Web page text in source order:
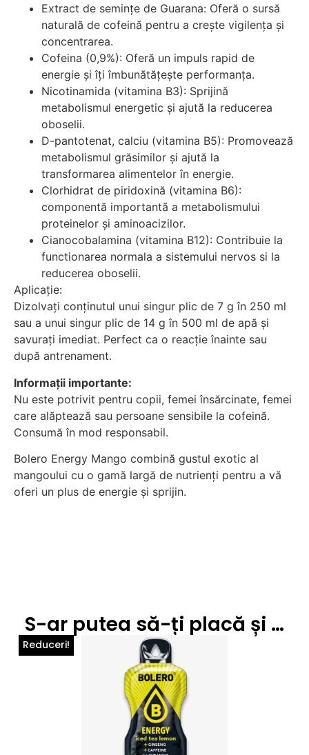
Extract de semințe de Guarana: Oferă o sursă
naturală de cofeină pentru a crește vigilența și
concentrarea.
Cofeina (0,9%): Oferă un impuls rapid de
energie și îți îmbunătățește performanța.
Nicotinamida (vitamina B3): Sprijină
metabolismul energetic și ajută la reducerea
oboselii.
D-pantotenat, calciu (vitamina B5): Promovează
metabolismul grăsimilor și ajută la
transformarea alimentelor în energie.
Clorhidrat de piridoxină (vitamina B6):
componentă importantă a metabolismului
proteinelor și aminoacizilor.
Cianocobalamina (vitamina B12): Contribuie la
functionarea normala a sistemului nervos si la
reducerea oboselii.
Aplicație:
Dizolvați conținutul unui singur plic de 7 g în 250 ml
sau a unui singur plic de 14 g în 500 ml de apă și
savurați imediat. Perfect ca o reacție înainte sau
după antrenament.
Informații importante:
Nu este potrivit pentru copii, femei însărcinate, femei
care alăptează sau persoane sensibile la cofeină.
Consumă în mod responsabil.
Bolero Energy Mango combină gustul exotic al
mangoului cu o gamă largă de nutrienți pentru a vă
oferi un plus de energie și sprijin.
S-ar putea să-ți placă și …
Reduceri!